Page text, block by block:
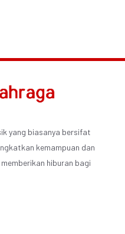
yang biasanya bersifat
kemampuan dan
hiburan bagi